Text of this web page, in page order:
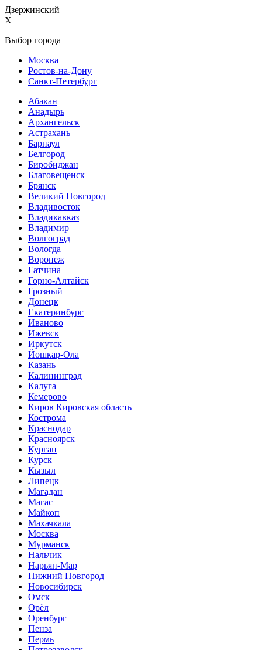
Дзержинский
X
Выбор города
Москва
Ростов-на-Дону
Санкт-Петербург
Абакан
Анадырь
Архангельск
Астрахань
Барнаул
Белгород
Биробиджан
Благовещенск
Брянск
Великий Новгород
Владивосток
Владикавказ
Владимир
Волгоград
Вологда
Воронеж
Гатчина
Горно-Алтайск
Грозный
Донецк
Екатеринбург
Иваново
Ижевск
Иркутск
Йошкар-Ола
Казань
Калининград
Калуга
Кемерово
Киров Кировская область
Кострома
Краснодар
Красноярск
Курган
Курск
Кызыл
Липецк
Магадан
Магас
Майкоп
Махачкала
Москва
Мурманск
Нальчик
Нарьян-Мар
Нижний Новгород
Новосибирск
Омск
Орёл
Оренбург
Пенза
Пермь